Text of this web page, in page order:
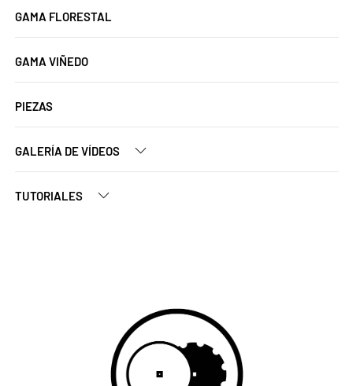
GAMA FLORESTAL
GAMA VIÑEDO
PIEZAS
GALERÍA DE VÍDEOS
TUTORIALES